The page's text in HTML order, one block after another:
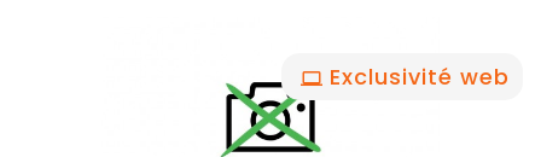
Exclusivité web